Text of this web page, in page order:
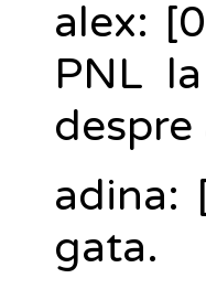
alex:
PNL
despre
adina:
gata.